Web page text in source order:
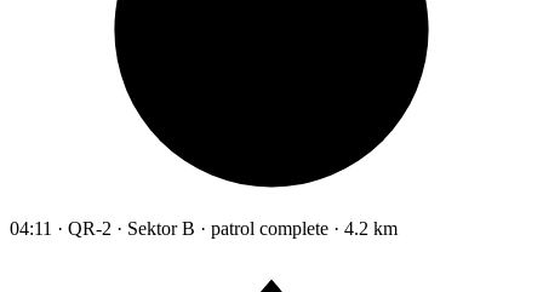
04:11 · QR-2 · Sektor B · patrol complete · 4.2 km